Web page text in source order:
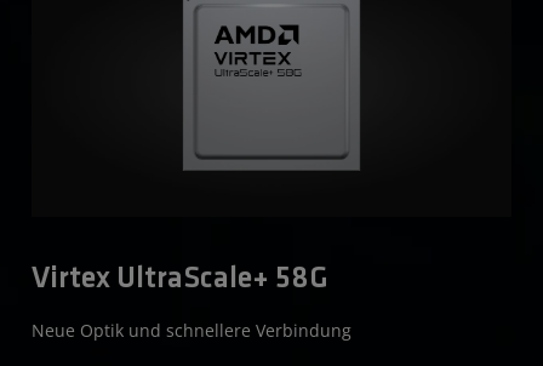
Virtex UltraScale+ 58G
Neue Optik und schnellere Verbindung